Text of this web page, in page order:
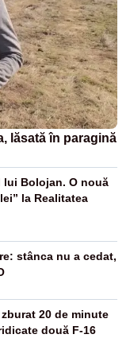
lăsată în paragină
lui Bolojan. O nouă
la Realitatea
stânca nu a cedat,
20 de minute
două F-16